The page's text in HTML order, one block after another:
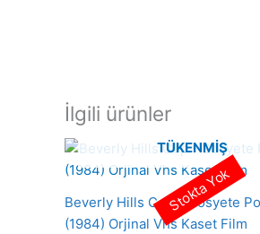
İlgili ürünler
TÜKENMIŞ
Beverly Hills Cop – Sosyete
(1984) Orjinal Vhs Kaset Film
Stokta Yok